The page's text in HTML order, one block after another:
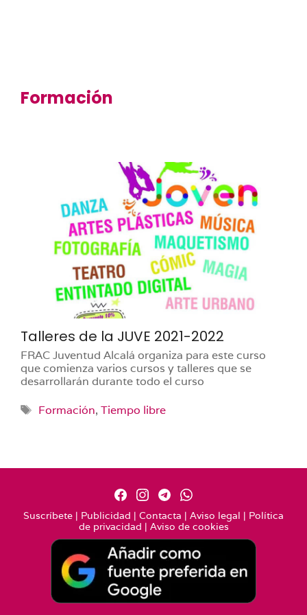
Formación
Talleres de la JUVE 2021-2022
FRAC Juventud Alcalá organiza para este curso
que comienza varios cursos y talleres que se
desarrollarán durante todo el curso
Etiquetas
Formación, Tiempo libre
Suscríbete | Publicidad | Contacta | Aviso legal | Política
de privacidad | Aviso de cookies